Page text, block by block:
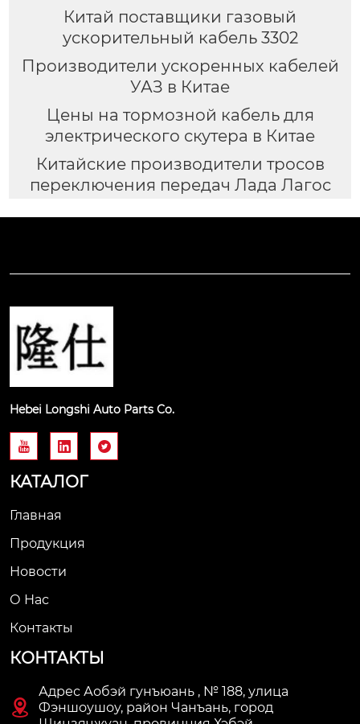
Китай поставщики газовый
ускорительный кабель 3302
Производители ускоренных кабелей
УАЗ в Китае
Цены на тормозной кабель для
электрического скутера в Китае
Китайские производители тросов
переключения передач Лада Лагос
Hebei Longshi Auto Parts Co.
  
КАТАЛОГ
Главная
Продукция
Новости
О Нас
Контакты
КОНТАКТЫ

Адрес Аобэй гунъюань , № 188, улица
Фэншоушоу, район Чанъань, город